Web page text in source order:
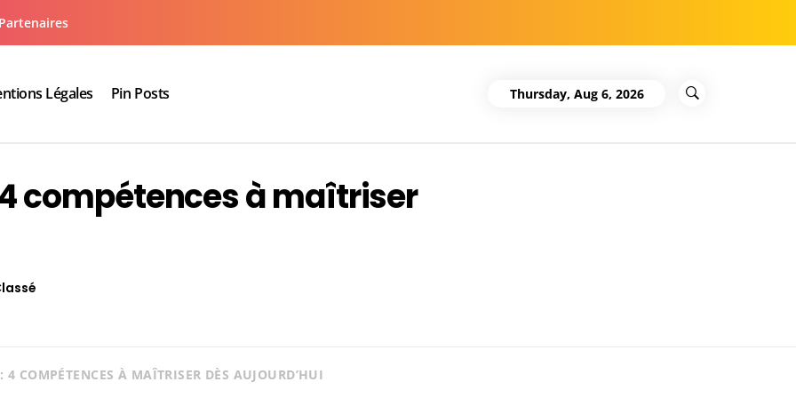
Partenaires
Légales Pin Posts Thursday, Aug 6, 2026
compétences à maîtriser
COMPÉTENCES À MAÎTRISER DÈS AUJOURD’HUI